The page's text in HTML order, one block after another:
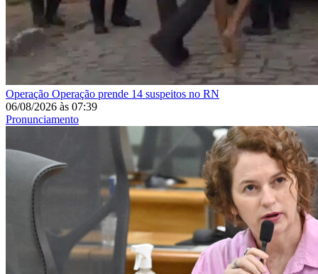
Operação Operação prende 14 suspeitos no RN
06/08/2026 às 07:39
Pronunciamento